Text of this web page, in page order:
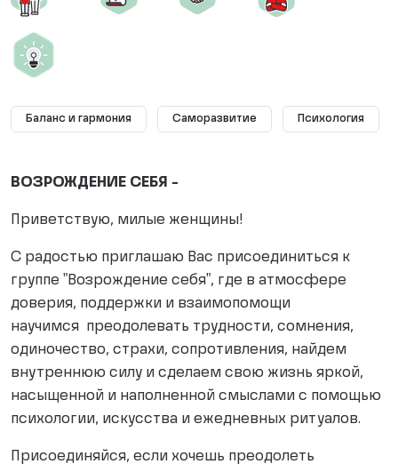
Баланс и гармония Саморазвитие Психология
ВОЗРОЖДЕНИЕ СЕБЯ -
Приветствую, милые женщины!
С радостью приглашаю Вас присоединиться к
группе "Возрождение себя", где в атмосфере
доверия, поддержки и взаимопомощи
научимся преодолевать трудности, сомнения,
одиночество, страхи, сопротивления, найдем
внутреннюю силу и сделаем свою жизнь яркой,
насыщенной и наполненной смыслами с помощью
психологии, искусства и ежедневных ритуалов.
Присоединяйся, если хочешь преодолеть